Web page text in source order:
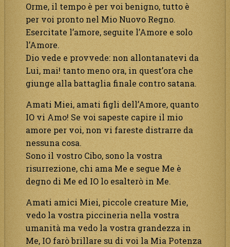
Orme, il tempo è per voi benigno, tutto è
per voi pronto nel Mio Nuovo Regno.
Esercitate l’amore, seguite l’Amore e solo
l’Amore.
Dio vede e provvede: non allontanatevi da
Lui, mai! tanto meno ora, in quest’ora che
giunge alla battaglia finale contro satana.
Amati Miei, amati figli dell’Amore, quanto
IO vi Amo! Se voi sapeste capire il mio
amore per voi, non vi fareste distrarre da
nessuna cosa.
Sono il vostro Cibo, sono la vostra
risurrezione, chi ama Me e segue Me è
degno di Me ed IO lo esalterò in Me.
Amati amici Miei, piccole creature Mie,
vedo la vostra piccineria nella vostra
umanità ma vedo la vostra grandezza in
Me, IO farò brillare su di voi la Mia Potenza